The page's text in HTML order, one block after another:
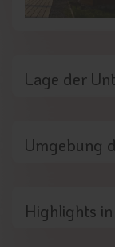
Lage der
Umgebung
Highlights